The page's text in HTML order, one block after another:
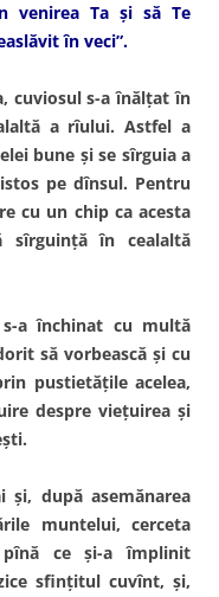
venirea Ta şi să Te
în veci”.
cuviosul s-a înălţat în
a rîului. Astfel a
bune şi se sîrguia a
pe dînsul. Pentru
cu un chip ca acesta
în cealaltă
a închinat cu multă
să vorbească şi cu
pustietăţile acelea,
despre vieţuirea şi
şi, după asemănarea
muntelui, cerceta
pînă ce şi-a împlinit
sfinţitul cuvînt, şi,